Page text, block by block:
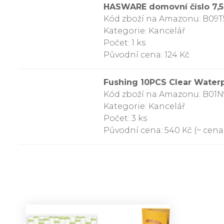
HASWARE domovní číslo
Kód zboží na Amazonu:
Kategorie: Kancelář
Počet: 1 ks
Původní cena: 124 Kč
Fushing 10PCS Clear
Kód zboží na Amazonu:
Kategorie: Kancelář
Počet: 3 ks
Původní cena: 540 Kč (~ cena